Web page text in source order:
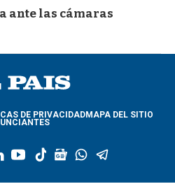
ante las cámaras
DE PRIVACIDADMAPA DEL SITIO
l
n
y
u
t
k
g
o
w
a
l